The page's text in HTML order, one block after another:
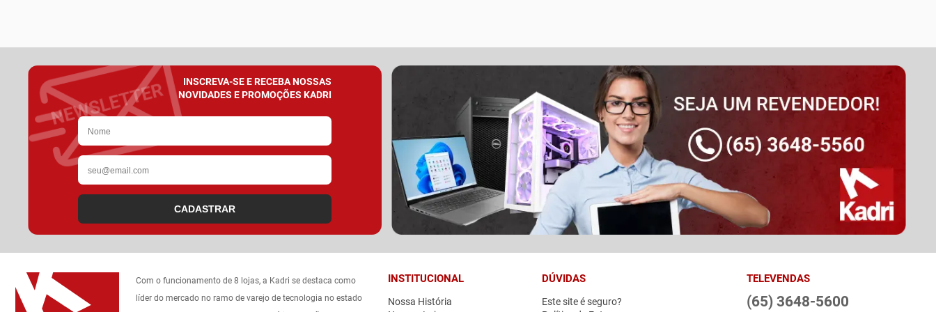
INSCREVA-SE E RECEBA NOSSAS
NOVIDADES E PROMOÇÕES KADRI
CADASTRAR
Com o funcionamento de 8 lojas, a Kadri se destaca como
líder do mercado no ramo de varejo de tecnologia no estado
INSTITUCIONAL
Nossa História
DÚVIDAS
Este site é seguro?
TELEVENDAS
(65) 3648-5600